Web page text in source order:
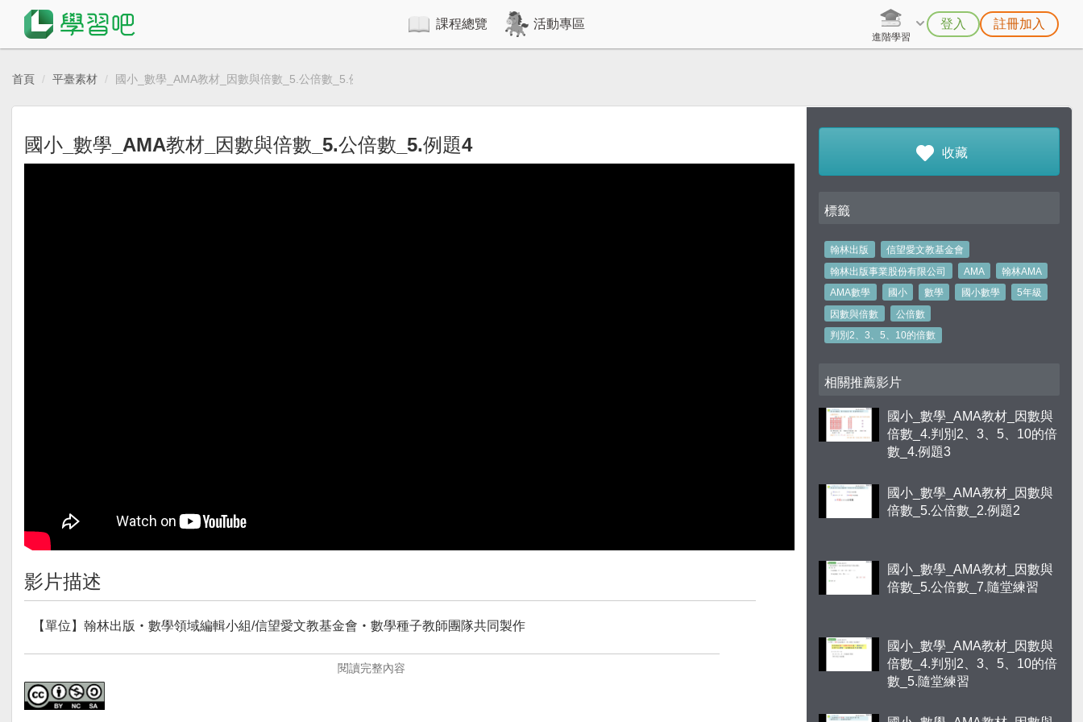
課程總覽 活動專區
進階學習
登入 註冊加入
首頁 平臺素材 國小_數學_AMA教材_因數與倍數_5.公倍數_5.例題4
國小_數學_AMA教材_因數與倍數_5.公倍數_5.例題4
影片描述
【單位】翰林出版‧數學領域編輯小組/信望愛文教基金會‧數學種子教師團隊共同製作
翰林出版與信望愛文教基金會鑒於推廣數學教育與數位教學理念，因此共同接受交通大學黃振順教授指導，以｢AMA激發
式動態教學設計｣概念進行「翰林版國小數學高年級教學PPT與教學影片」製作，期望讓所有學生都能有更強的數學力。
‧影片皆採詳細步驟化，並配合圖像講解，讓同學能馬上對應了解老師所要傳達的觀念。
閱讀完整內容
收藏
標籤
翰林出版
信望愛文教基金會
翰林出版事業股份有限公司
AMA
翰林AMA
AMA數學
國小 數學 國小數學
5年級
因數與倍數
公倍數
判別2、3、5、10的倍數
相關推薦影片
國小_數學_AMA教材_因數與
倍數_4.判別2、3、5、10的倍
數_4.例題3
國小_數學_AMA教材_因數與
倍數_5.公倍數_2.例題2
國小_數學_AMA教材_因數與
倍數_5.公倍數_7.隨堂練習
國小_數學_AMA教材_因數與
倍數_4.判別2、3、5、10的倍
數_5.隨堂練習